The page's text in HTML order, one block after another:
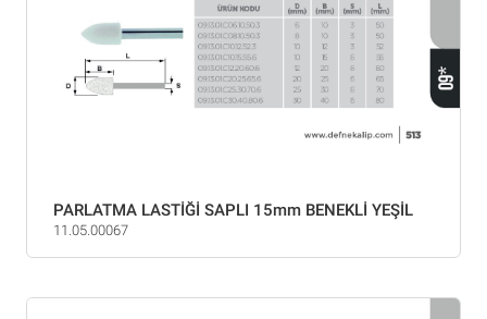
PARLATMA LASTİĞİ SAPLI 15mm BENEKLİ YEŞİL
11.05.00067